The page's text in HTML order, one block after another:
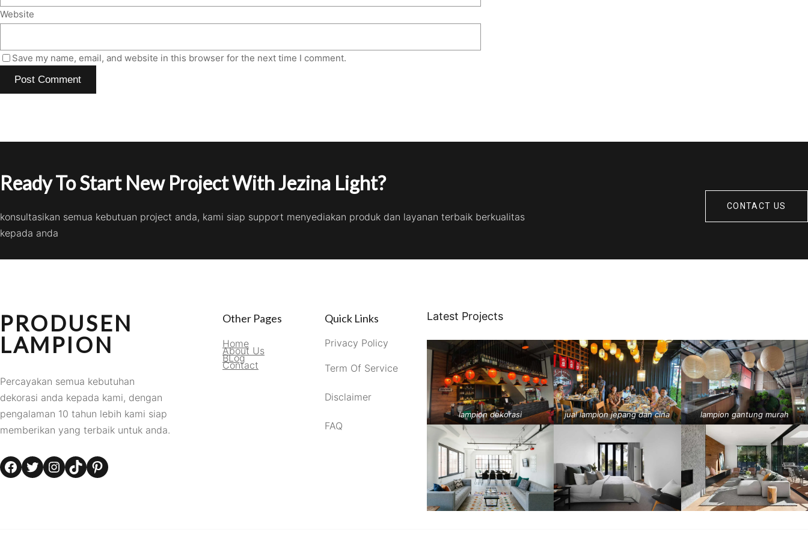
Website
Save my name, email, and website in this browser for the next time I comment.
Ready To Start New Project With Jezina Light?
konsultasikan semua kebutuan project anda, kami siap support menyediakan produk dan layanan terbaik berkualitas
kepada anda
CONTACT US
PRODUSEN
LAMPION
Percayakan semua kebutuhan
dekorasi anda kepada kami, dengan
pengalaman 10 tahun lebih kami siap
memberikan yang terbaik untuk anda.
Facebook Twitter Instagram TikTok Pinterest
Other Pages
Home
About Us
BLog
Contact
Quick Links
Privacy Policy
Term Of Service
Disclaimer
FAQ
Latest Projects
lampion dekorasi jual lampion jepang dan cina lampion gantung murah